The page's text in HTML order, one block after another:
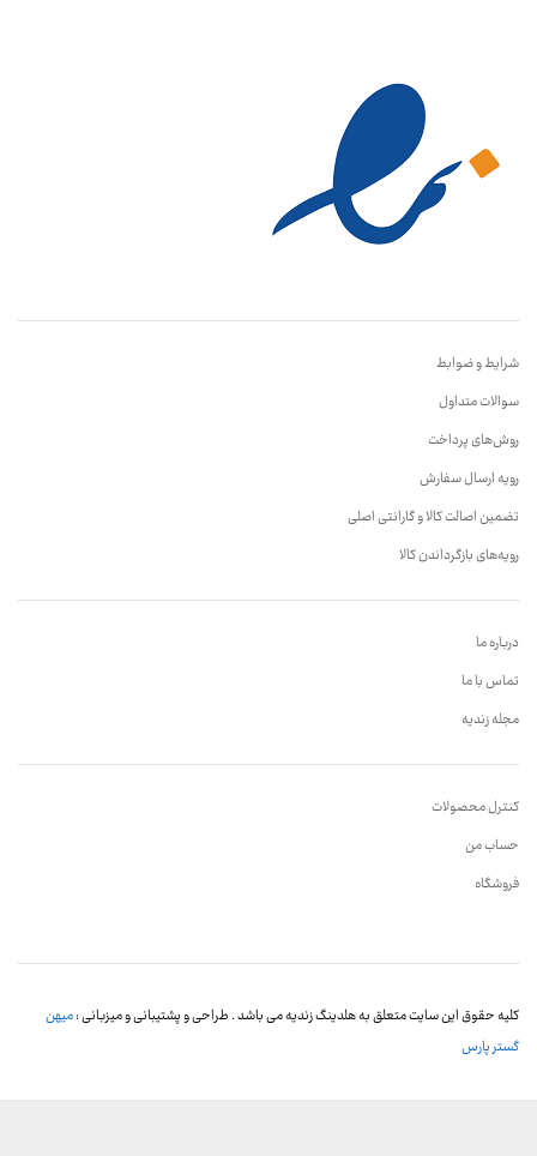
شرایط و ضوابط
سوالات متداول
روش‌های پرداخت
رویه ارسال سفارش
تضمین اصالت کالا و گارانتی اصلی
رویه‌های بازگرداندن کالا
درباره ما
تماس با ما
مجله زندیه
کنترل محصولات
حساب من
فروشگاه
کلیه حقوق این سایت متعلق به هلدینگ زندیه می باشد . طراحی و پشتیبانی و میزبانی :میهن
گستر پارس